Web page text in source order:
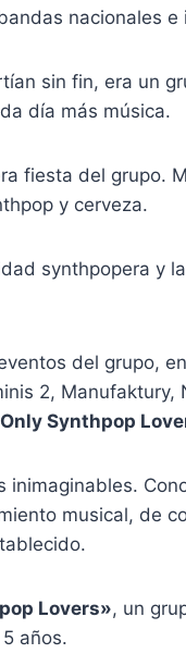
nacionales e
sin fin, era un
día más música.
fiesta del grupo.
y cerveza.
synthpopera y
del grupo,
2, Manufaktury,
Only Synthpop
musical, de
Lovers», un
años.